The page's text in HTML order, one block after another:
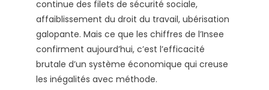
continue des filets de sécurité sociale,
affaiblissement du droit du travail, ubérisation
galopante. Mais ce que les chiffres de l’Insee
confirment aujourd’hui, c’est l’efficacité
brutale d’un système économique qui creuse
les inégalités avec méthode.